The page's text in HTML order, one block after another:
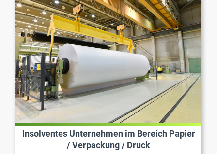
Insolventes Unternehmen im Bereich Papier
/ Verpackung / Druck